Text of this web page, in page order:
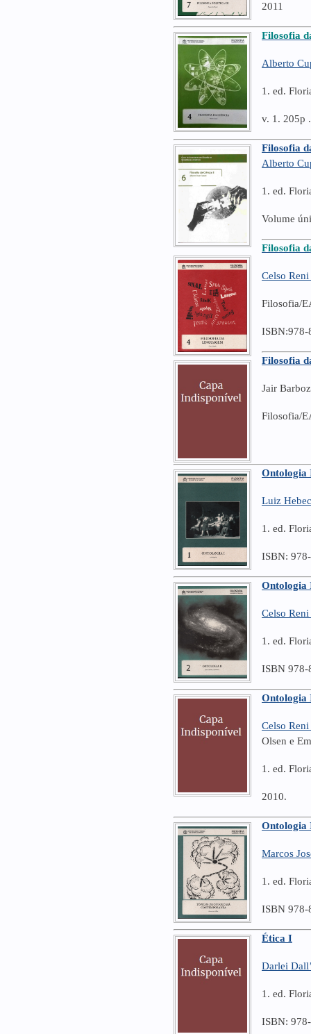
2011
Filosofia
Alberto
1. ed.
v. 1. 205p .
Filosofia
Alberto
1. ed.
Volume
Filosofia
Celso
Filosofia/
ISBN:978-
Filosofia
Jair
Filosofia/
Ontologia
Luiz
1. ed.
ISBN:
Ontologia
Celso
1. ed.
ISBN 978-
Celso
Olsen e
1. ed.
2010.
Ontologia
Marcos
1. ed.
ISBN 978-
Ética I
Darlei
1. ed.
ISBN: